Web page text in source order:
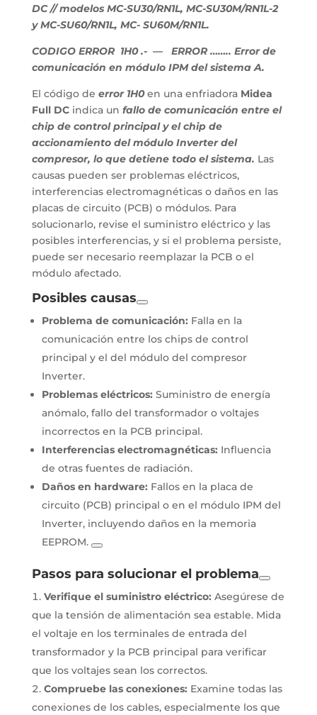
DC // modelos MC-SU30/RN1L, MC-SU30M/RN1L-2
y MC-SU60/RN1L, MC- SU60M/RN1L.
CODIGO ERROR 1H0.- — ERROR …….. Error de
comunicación en módulo IPM del sistema A.
El código de error 1H0en una enfriadora Midea
Full DCindica un fallo de comunicación entre el
chip de control principal y el chip de
accionamiento del módulo Inverter del
compresor, lo que detiene todo el sistema. Las
causas pueden ser problemas eléctricos,
interferencias electromagnéticas o daños en las
placas de circuito (PCB) o módulos. Para
solucionarlo, revise el suministro eléctrico y las
posibles interferencias, y si el problema persiste,
puede ser necesario reemplazar la PCB o el
módulo afectado.
Posibles causas
Problema de comunicación: Falla en la
comunicación entre los chips de control
principal y el del módulo del compresor
Inverter.
Problemas eléctricos: Suministro de energía
anómalo, fallo del transformador o voltajes
incorrectos en la PCB principal.
Interferencias electromagnéticas: Influencia
de otras fuentes de radiación.
Daños en hardware: Fallos en la placa de
circuito (PCB) principal o en el módulo IPM del
Inverter, incluyendo daños en la memoria
EEPROM.
Pasos para solucionar el problema
Verifique el suministro eléctrico: Asegúrese de
que la tensión de alimentación sea estable. Mida
el voltaje en los terminales de entrada del
transformador y la PCB principal para verificar
que los voltajes sean los correctos.
Compruebe las conexiones: Examine todas las
conexiones de los cables, especialmente los que